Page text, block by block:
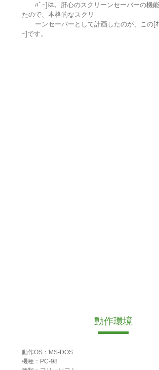
ﾊﾞｰ]は、肝心のスクリーンセーバーの機能
たので、本格的なスクリ
ーンセーバーとして計画したのが、この[ｵ
ｰ]です。
動作環境
動作OS：MS-DOS
機種：PC-98